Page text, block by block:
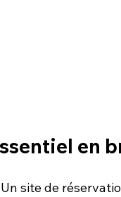
en
Un site de